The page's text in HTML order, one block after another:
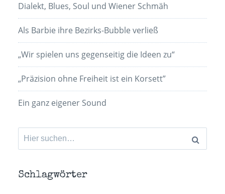
Dialekt, Blues, Soul und Wiener Schmäh
Als Barbie ihre Bezirks-Bubble verließ
„Wir spielen uns gegenseitig die Ideen zu“
„Präzision ohne Freiheit ist ein Korsett”
Ein ganz eigener Sound
Suchen
nach:
Schlagwörter